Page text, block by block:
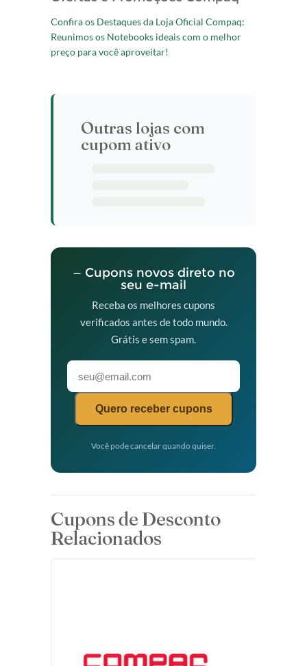
Confira os Destaques da Loja Oficial Compaq:
Reunimos os Notebooks ideais com o melhor
preço para você aproveitar!
Outras lojas com
cupom ativo
— Cupons novos direto no
seu e-mail
Receba os melhores cupons
verificados antes de todo mundo.
Grátis e sem spam.
Quero receber cupons
Você pode cancelar quando quiser.
Cupons de Desconto
Relacionados